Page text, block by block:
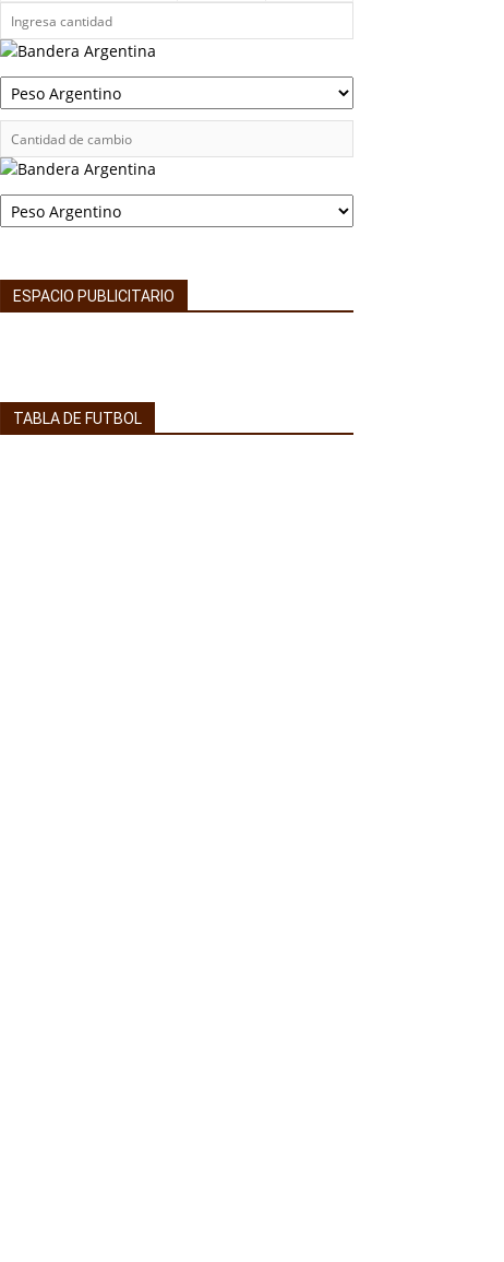
ESPACIO PUBLICITARIO
TABLA DE FUTBOL